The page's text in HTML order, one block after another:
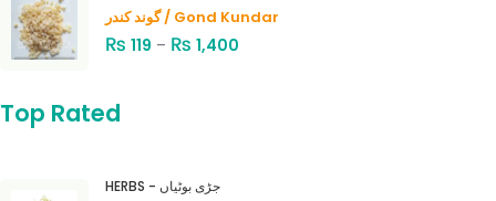
گوند کندر / Gond Kundar
₨ 119 – ₨ 1,400
Top Rated
HERBS - جڑی بوٹیاں